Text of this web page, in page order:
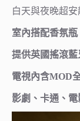
白天與夜晚超
室內搭配香氛
提供英國搖滾
電視內含MOD
影劇、卡通、電